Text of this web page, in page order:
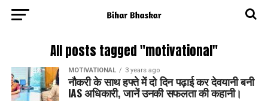
All posts tagged "motivational"
MOTIVATIONAL 3 years ago
नौकरी के साथ हफ्ते में दो दिन पढ़ाई कर देवयानी बनी
IAS अधिकारी, जानें उनकी सफलता की कहानी।